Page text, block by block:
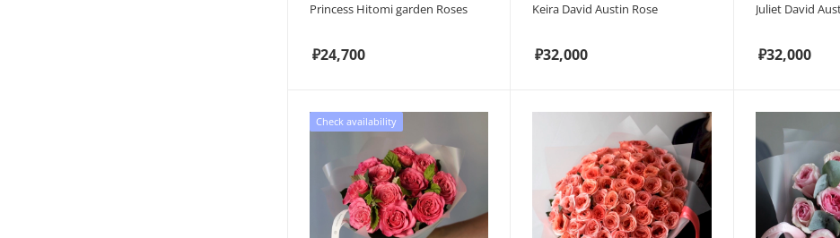
Princess Hitomi garden Roses
₽24,700
Keira David Austin Rose
₽32,000
Juliet David
₽32,000
Check availability